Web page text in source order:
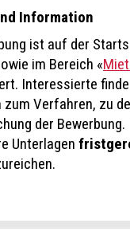
Information
ist auf der
im Bereich «
Interessierte
Verfahren, zu
der
Unterlagen